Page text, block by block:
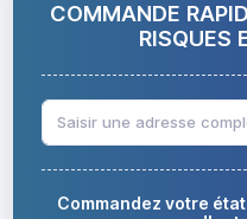
COMMANDE
RISQUES
Commandez votre